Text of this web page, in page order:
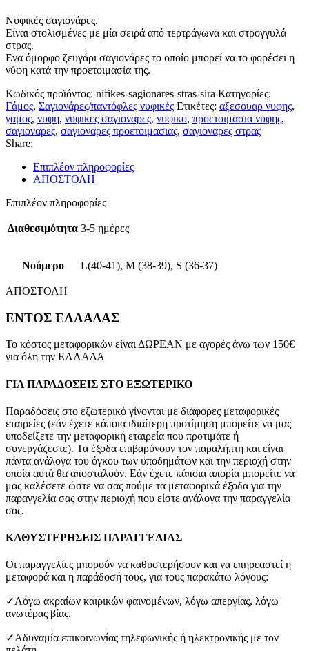
Νυφικές σαγιονάρες.
Είναι στολισμένες με μία σειρά από τερτράγωνα και στρογγυλά
στρας.
Ενα όμορφο ζευγάρι σαγιονάρες το οποίο μπορεί να το φορέσει η
νύφη κατά την προετοιμασία της.
Κωδικός προϊόντος: nifikes-sagionares-stras-sira Κατηγορίες:
Γάμος, Σαγιονάρες/παντόφλες νυφικές Ετικέτες: αξεσουαρ νυφης,
γαμος, νυφη, νυφικες σαγιοναρες, νυφικο, προετοιμασια νυφης,
σαγιοναρες, σαγιοναρες προετοιμασιας, σαγιοναρες στρας
Share:
Επιπλέον πληροφορίες
ΑΠΟΣΤΟΛΗ
Επιπλέον πληροφορίες
Διαθεσιμότητα 3-5 ημέρες
Νούμερο L(40-41), M (38-39), S (36-37)
ΑΠΟΣΤΟΛΗ
ΕΝΤΟΣ ΕΛΛΑΔΑΣ
Το κόστος μεταφορικών είναι ΔΩΡΕΑΝ με αγορές άνω των 150€
για όλη την ΕΛΛΑΔΑ
ΓΙΑ ΠΑΡΑΔΟΣΕΙΣ ΣΤΟ ΕΞΩΤΕΡΙΚΟ
Παραδόσεις στο εξωτερικό γίνονται με διάφορες μεταφορικές
εταιρείες (εάν έχετε κάποια ιδιαίτερη προτίμηση μπορείτε να μας
υποδείξετε την μεταφορική εταιρεία που προτιμάτε ή
συνεργάζεστε). Τα έξοδα επιβαρύνουν τον παραλήπτη και είναι
πάντα ανάλογα του όγκου των υποδημάτων και την περιοχή στην
οποία αυτά θα αποσταλούν. Εάν έχετε κάποια απορία μπορείτε να
μας καλέσετε ώστε να σας πούμε τα μεταφορικά έξοδα για την
παραγγελία σας στην περιοχή που είστε ανάλογα την παραγγελία
σας.
ΚΑΘΥΣΤΕΡΗΣΕΙΣ ΠΑΡΑΓΓΕΛΙΑΣ
Οι παραγγελίες μπορούν να καθυστερήσουν και να επηρεαστεί η
μεταφορά και η παράδοσή τους, για τους παρακάτω λόγους:
✓Λόγω ακραίων καιρικών φαινομένων, λόγω απεργίας, λόγω
ανωτέρας βίας.
✓Αδυναμία επικοινωνίας τηλεφωνικής ή ηλεκτρονικής με τον